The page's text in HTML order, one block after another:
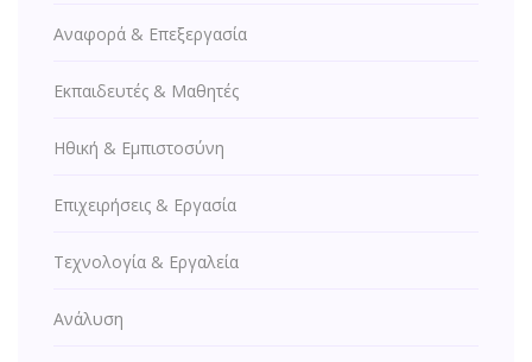
Αναφορά & Επεξεργασία
Εκπαιδευτές & Μαθητές
Ηθική & Εμπιστοσύνη
Επιχειρήσεις & Εργασία
Τεχνολογία & Εργαλεία
Ανάλυση